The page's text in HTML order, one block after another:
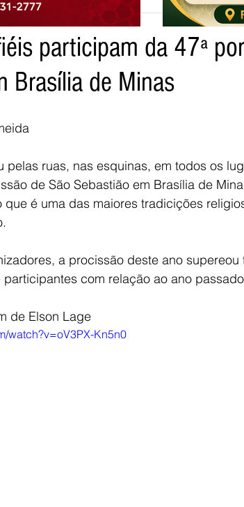
participam da 47ª
Brasília de Minas
pelas ruas, nas esquinas, em todos os
de São Sebastião em Brasília de
que é uma das maiores tradicições
a procissão deste ano
com relação ao ano
de Elson Lage
watch?v=oV3PX-Kn5n0
tpo